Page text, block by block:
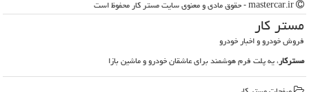
مستر كار
فروش خودرو و اخبار خودرو
مسترکار، یه پلت فرم هوشمند برای عاشقان خودرو و ماشین بازا